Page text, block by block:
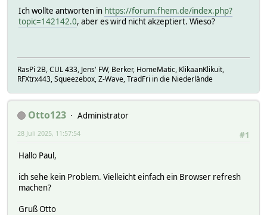
Ich wollte antworten in https://forum.fhem.de/index.php?
topic=142142.0, aber es wird nicht akzeptiert. Wieso?
RasPi 2B, CUL 433, Jens' FW, Berker, HomeMatic, KlikaanKlikuit,
RFXtrx443, Squeezebox, Z-Wave, TradFri in die Niederlände
Otto123
Administrator
#1
28 Juli 2025, 11:57:54
Hallo Paul,
ich sehe kein Problem. Vielleicht einfach ein Browser refresh
machen?
Gruß Otto